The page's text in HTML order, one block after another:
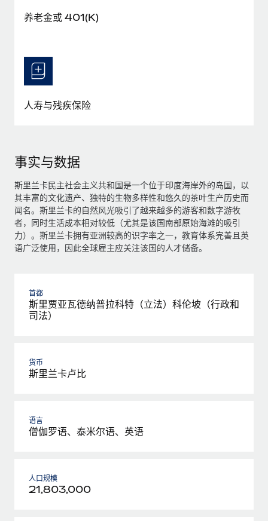
养老金或 401(K)
人寿与残疾保险
事实与数据
斯里兰卡民主社会主义共和国是一个位于印度海岸外的岛国，以
其丰富的文化遗产、独特的生物多样性和悠久的茶叶生产历史而
闻名。斯里兰卡的自然风光吸引了越来越多的游客和数字游牧
者，同时生活成本相对较低（尤其是该国南部原始海滩的吸引
力）。斯里兰卡拥有亚洲较高的识字率之一，教育体系完善且英
语广泛使用，因此全球雇主应关注该国的人才储备。
首都
斯里贾亚瓦德纳普拉科特（立法）科伦坡（行政和
司法）
货币
斯里兰卡卢比
语言
僧伽罗语、泰米尔语、英语
人口规模
21,803,000